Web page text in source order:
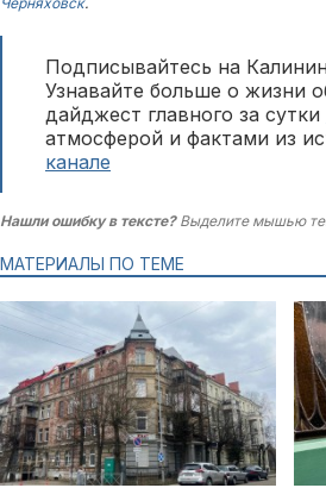
Подписывайтесь на
Узнавайте больше о жизни
дайджест главного за сутки
атмосферой и фактами из
канале
Нашли ошибку в тексте?Выделите мышью
МАТЕРИАЛЫ ПО ТЕМЕ